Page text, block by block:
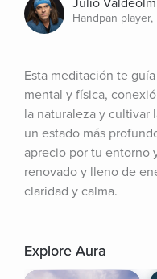
Julio
Handpan
Esta meditación te
mental y física,
la naturaleza y cultivar
un estado más
aprecio por tu entorno
renovado y lleno de
claridad y calma.
Explore Aura